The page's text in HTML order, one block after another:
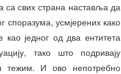
са свих страна наставља да
споразума, усмјерених како
једног од два ентитета
тако што подривају
тежим. И ово непотребно